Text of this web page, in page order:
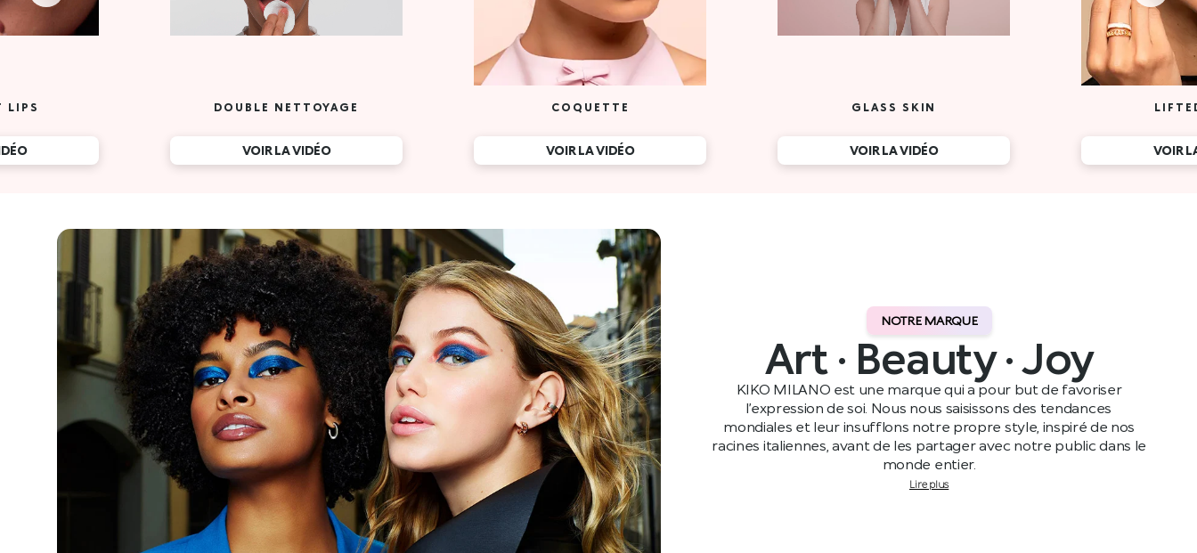
LIPS DOUBLE NETTOYAGE
VOIR LA VIDÉO
COQUETTE
VOIR LA VIDÉO
GLASS SKIN
VOIR LA VIDÉO VOIR
NOTRE MARQUE
Art · Beauty · Joy
KIKO MILANO est une marque qui a pour but de favoriser
l’expression de soi. Nous nous saisissons des tendances
mondiales et leur insufflons notre propre style, inspiré de nos
racines italiennes, avant de les partager avec notre public dans le
monde entier.
Lire plus